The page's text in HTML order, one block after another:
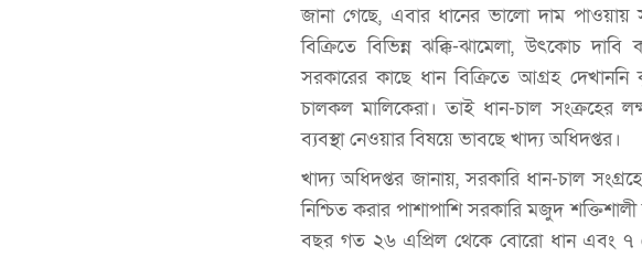
জানা গেছে, এবার ধানের ভালো দাম
বিক্রিতে বিভিন্ন ঝক্কি-ঝামেলা, উৎকোচ
সরকারের কাছে ধান বিক্রিতে আগ্রহ
চালকল মালিকেরা। তাই ধান-চাল সংক্রহের
ব্যবস্থা নেওয়ার বিষয়ে ভাবছে খাদ্য অধিদপ্তর।
খাদ্য অধিদপ্তর জানায়, সরকারি ধান-চাল
নিশ্চিত করার পাশাপাশি সরকারি মজুদ
বছর গত ২৬ এপ্রিল থেকে বোরো ধান এবং ৭